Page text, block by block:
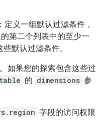
：定义一组默认过滤条件，
第二个列表中的至少一
默认过滤条件。
如果您的探索包含这些过
的 dimensions 参
字段的访问权限